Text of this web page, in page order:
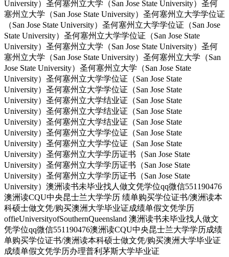
University）圣何塞州立大学（San Jose State University）圣何
塞州立大学（San Jose State University）圣何塞州立大学学位证
（San Jose State University）圣何塞州立大学学位证（San Jose
State University）圣何塞州立大学学位证（San Jose State
University）圣何塞州立大学（San Jose State University）圣何
塞州立大学（San Jose State University）圣何塞州立大学（San
Jose State University）圣何塞州立大学（San Jose State
University）圣何塞州立大学学位证（San Jose State
University）圣何塞州立大学学位证（San Jose State
University）圣何塞州立大学结业证（San Jose State
University）圣何塞州立大学结业证（San Jose State
University）圣何塞州立大学结业证（San Jose State
University）圣何塞州立大学学位证（San Jose State
University）圣何塞州立大学学位证（San Jose State
University）圣何塞州立大学学历证书（San Jose State
University）圣何塞州立大学学历证书（San Jose State
University）圣何塞州立大学学历证书（San Jose State
University）澳洲读书未毕业找人做文凭学位qq微信551190476
澳洲读CQU中央昆士兰大学学历 绩单购买学位证书/澳洲读本
科硕士做文凭/购买澳洲大学毕业证成绩单假文凭学历
offieUniversityofSouthernQueensland 澳洲读书未毕业找人做文
凭学位qq微信551190476澳洲读CQU中央昆士兰大学学历成绩
单购买学位证书/澳洲读本科硕士做文凭/购买澳洲大学毕业证
成绩单假文凭学历办理普利茅斯大学毕业证